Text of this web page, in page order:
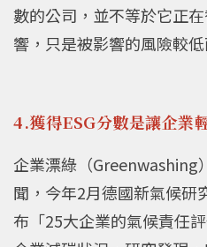
數的公司，並不等於它正
響，只是被影響的風險較低
4.獲得ESG分數是讓企業
企業漂綠（Greenwashing
聞，今年2月德國新氣候研
布「25大企業的氣候責任